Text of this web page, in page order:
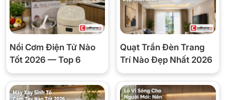
⚖️ So sánh nhanh với 2 máy ép cùng
loại tại Cellhome
Tiêu chí
BlueStone
JEB-6545 ⭐
Bosch
MES25A0
Braun
J500
Nồi Cơm Điện Tử Nào
Tốt 2026 — Top 6
Quạt Trần Đèn Trang
Trí Nào Đẹp Nhất 2026